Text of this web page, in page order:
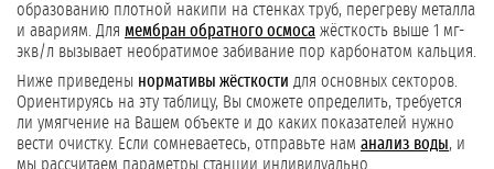
образованию плотной накипи на стенках труб, перегреву металла
и авариям. Для мембран обратного осмоса жёсткость выше 1 мг-
экв/л вызывает необратимое забивание пор карбонатом кальция.
Ниже приведены нормативы жёсткости для основных секторов.
Ориентируясь на эту таблицу, Вы сможете определить, требуется
ли умягчение на Вашем объекте и до каких показателей нужно
вести очистку. Если сомневаетесь, отправьте нам анализ воды, и
мы рассчитаем параметры станции индивидуально.